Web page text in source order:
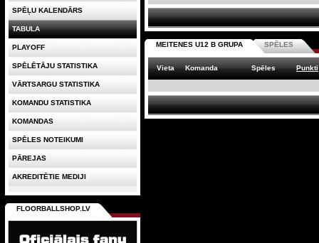
MEITENES U12 B GRUPA SPĒLES
Vieta Komanda Spēles Punkti
SPĒĻU KALENDĀRS
TABULA
PLAYOFF
SPĒLĒTĀJU STATISTIKA
VĀRTSARGU STATISTIKA
KOMANDU STATISTIKA
KOMANDAS
SPĒLES NOTEIKUMI
PĀREJAS
AKREDITĒTIE MEDIJI
FLOORBALLSHOP.LV